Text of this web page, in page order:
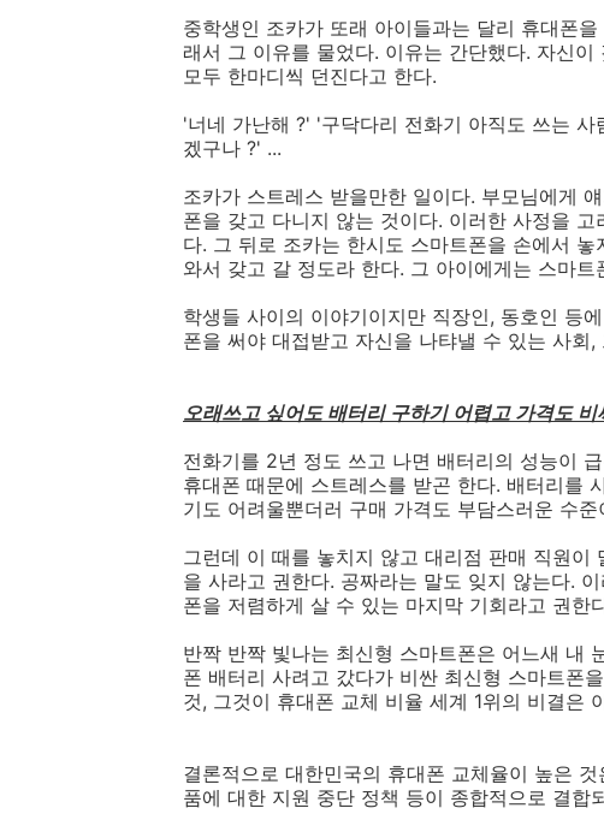
중학생인 조카가 또래 아이들과는 달리 휴대폰
래서 그 이유를 물었다. 이유는 간단했다. 자신
모두 한마디씩 던진다고 한다.
'너네 가난해 ?' '구닥다리 전화기 아직도 쓰는
겠구나 ?' ...
조카가 스트레스 받을만한 일이다. 부모님에게
폰을 갖고 다니지 않는 것이다. 이러한 사정을
다. 그 뒤로 조카는 한시도 스마트폰을 손에서
와서 갖고 갈 정도라 한다. 그 아이에게는 스마
학생들 사이의 이야기이지만 직장인, 동호인 등
폰을 써야 대접받고 자신을 나탸낼 수 있는 사회
오래쓰고 싶어도 배터리 구하기 어렵고 가격도
전화기를 2년 정도 쓰고 나면 배터리의 성능이
휴대폰 때문에 스트레스를 받곤 한다. 배터리를
기도 어려울뿐더러 구매 가격도 부담스러운 수준
그런데 이 때를 놓치지 않고 대리점 판매 직원
을 사라고 권한다. 공짜라는 말도 잊지 않는다.
폰을 저렴하게 살 수 있는 마지막 기회라고 권한
반짝 반짝 빛나는 최신형 스마트폰은 어느새 내
폰 배터리 사려고 갔다가 비싼 최신형 스마트폰
것, 그것이 휴대폰 교체 비율 세계 1위의 비결은
결론적으로 대한민국의 휴대폰 교체율이 높은
품에 대한 지원 중단 정책 등이 종합적으로 결합